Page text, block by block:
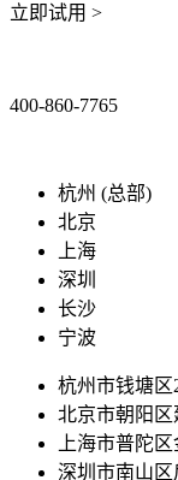
立即试用 >
400-860-7765
杭州 (总部)
北京
上海
深圳
长沙
宁波
杭州市钱塘区
北京市朝阳区
上海市普陀
深圳市南山